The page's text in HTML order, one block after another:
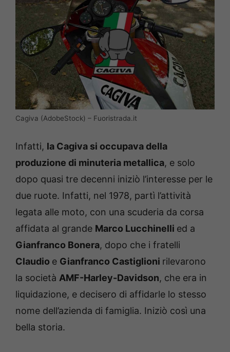
Cagiva (AdobeStock) – Fuoristrada.it
Infatti, la Cagiva si occupava della
produzione di minuteria metallica, e solo
dopo quasi tre decenni iniziò l’interesse per le
due ruote. Infatti, nel 1978, partì l’attività
legata alle moto, con una scuderia da corsa
affidata al grande Marco Lucchinelli ed a
Gianfranco Bonera, dopo che i fratelli
Claudio e Gianfranco Castiglioni rilevarono
la società AMF-Harley-Davidson, che era in
liquidazione, e decisero di affidarle lo stesso
nome dell’azienda di famiglia. Iniziò così una
bella storia.